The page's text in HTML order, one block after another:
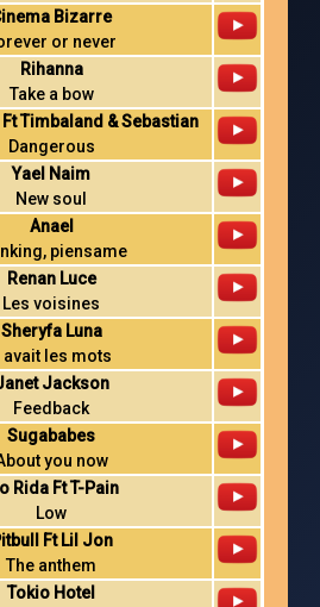
Bizarre
or never
Rihanna
Take a bow
Timbaland & Sebastian
Dangerous
Yael Naim
New soul
Anael
piensame
Renan Luce
Les voisines
Sheryfa Luna
Il avait les mots
Jackson
Feedback
Sugababes
you now
Rida Ft T-Pain
Low
Ft Lil Jon
The anthem
Tokio Hotel